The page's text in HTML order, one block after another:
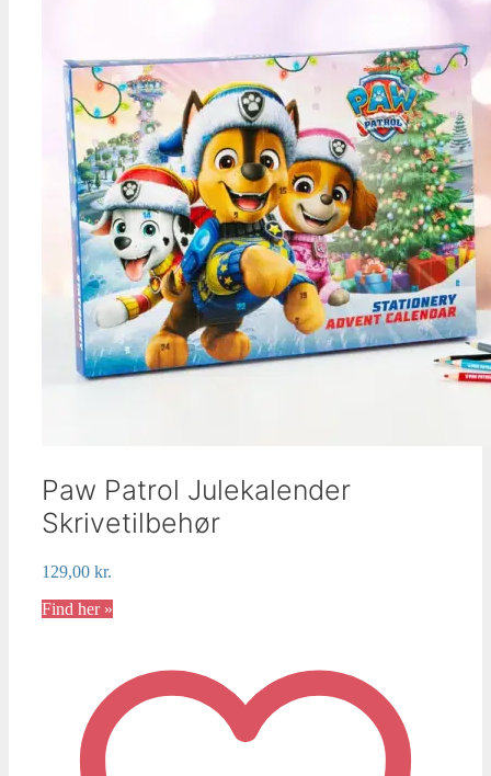
Paw Patrol Julekalender
Skrivetilbehør
129,00 kr.
Find her »